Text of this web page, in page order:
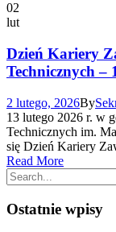
02
lut
Dzień Kariery
Technicznych –
2 lutego, 2026By
13 lutego 2026 r. w
Technicznych im.
się Dzień Kariery
Read More
Ostatnie wpisy